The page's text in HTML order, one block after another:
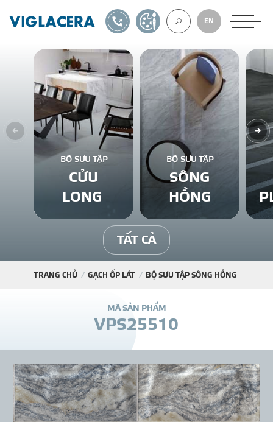
VỀ CHÚNG
GẠCH ỐP LÁT
BÊ TÔNG KHÍ
NGÓI LỢP
THƯ
EN
1900561582TỰ THIẾT KẾ
BỘ SƯU TẬP
CỬU
LONG
BỘ SƯU TẬP
SÔNG
HỒNG
TẤT CẢ
TRANG CHỦ GẠCH ỐP LÁT BỘ SƯU TẬP SÔNG HỒNG
MÃ SẢN PHẨM
VPS25510